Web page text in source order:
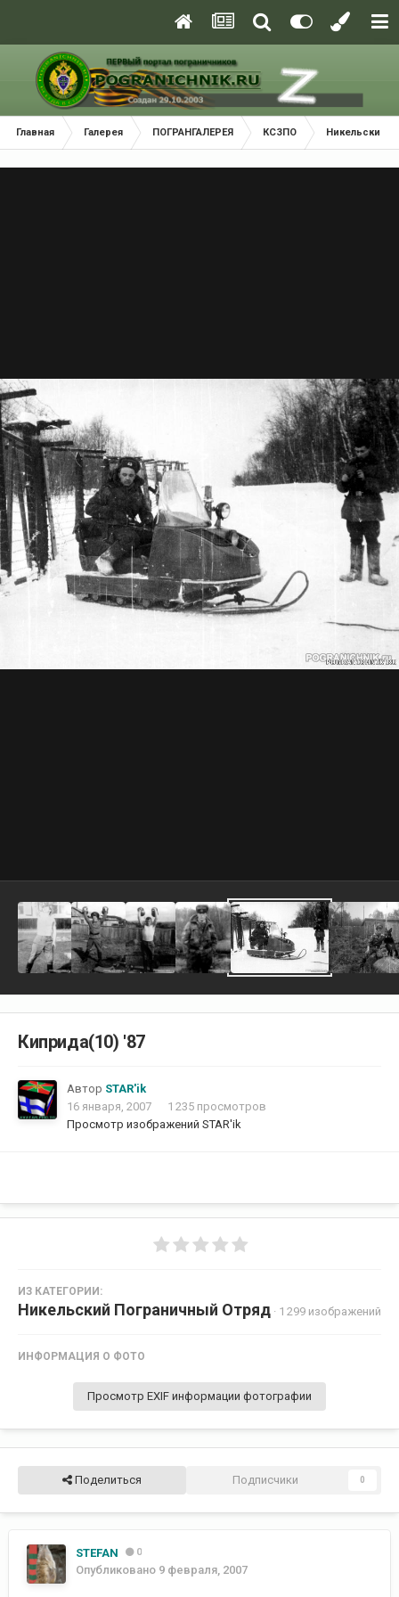
Главная Галерея ПОГРАНГАЛЕРЕЯ КСЗПО Никельский
Киприда(10) '87
Автор STAR'ik
16 января, 2007
1 235 просмотров
Просмотр изображений STAR'ik
ИЗ КАТЕГОРИИ:
Никельский Пограничный Отряд · 1 299 изображений
ИНФОРМАЦИЯ О ФОТО
Просмотр EXIF информации фотографии
Поделиться Подписчики 0
STEFAN 0
Опубликовано 9 февраля, 2007